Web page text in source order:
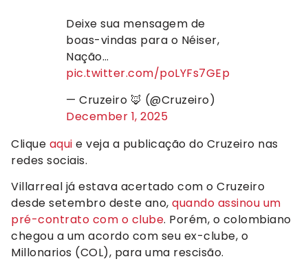
Deixe sua mensagem de
boas-vindas para o Néiser,
Nação…
pic.twitter.com/poLYFs7GEp
— Cruzeiro 🦊 (@Cruzeiro)
December 1, 2025
Clique aqui e veja a publicação do Cruzeiro nas
redes sociais.
Villarreal já estava acertado com o Cruzeiro
desde setembro deste ano, quando assinou um
pré-contrato com o clube. Porém, o colombiano
chegou a um acordo com seu ex-clube, o
Millonarios (COL), para uma rescisão.